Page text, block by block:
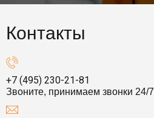
Контакты
+7 (495) 230-21-81
Звоните, принимаем звонки 24/7